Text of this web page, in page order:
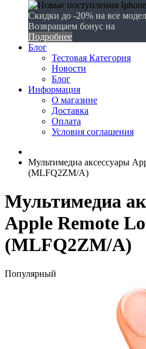
Скидки до -20% на все
Возвращаем бонус на
Подробнее
Блог
Тестовая Категория
Новости
Блог
Информация
О магазине
Доставка
Оплата
Условия соглашения
Мультимедиа аксессуары
(MLFQ2ZM/A)
Мультимедиа
Apple Remote
(MLFQ2ZM/A)
Популярный